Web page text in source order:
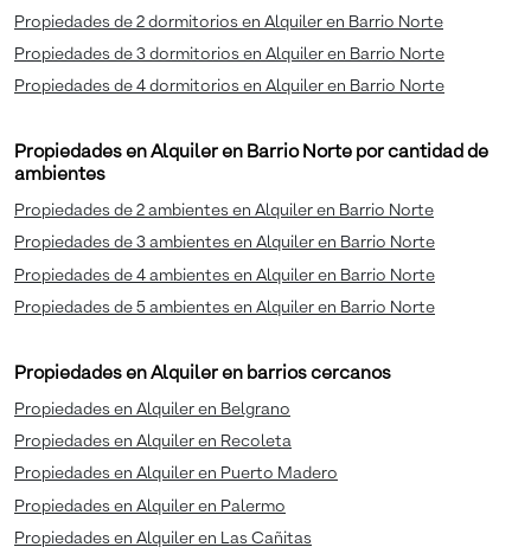
Propiedades de 2 dormitorios en Alquiler en Barrio Norte
Propiedades de 3 dormitorios en Alquiler en Barrio Norte
Propiedades de 4 dormitorios en Alquiler en Barrio Norte
Propiedades en Alquiler en Barrio Norte por cantidad de
ambientes
Propiedades de 2 ambientes en Alquiler en Barrio Norte
Propiedades de 3 ambientes en Alquiler en Barrio Norte
Propiedades de 4 ambientes en Alquiler en Barrio Norte
Propiedades de 5 ambientes en Alquiler en Barrio Norte
Propiedades en Alquiler en barrios cercanos
Propiedades en Alquiler en Belgrano
Propiedades en Alquiler en Recoleta
Propiedades en Alquiler en Puerto Madero
Propiedades en Alquiler en Palermo
Propiedades en Alquiler en Las Cañitas